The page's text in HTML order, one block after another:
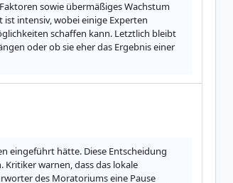
sowie übermäßiges Wachstum
intensiv, wobei einige Experten
schaffen kann. Letztlich bleibt
oder ob sie eher das Ergebnis einer
eingeführt hätte. Diese Entscheidung
warnen, dass das lokale
des Moratoriums eine Pause